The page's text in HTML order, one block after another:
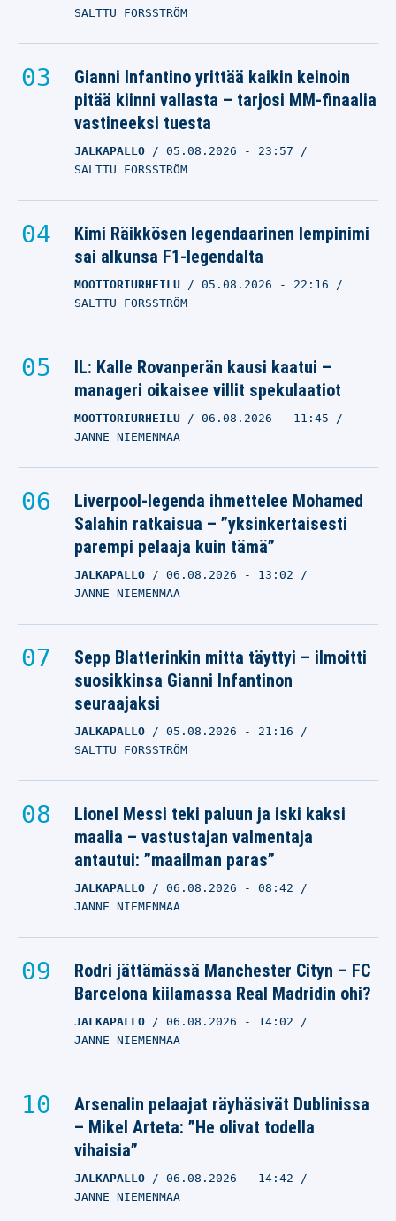
SALTTU FORSSTRÖM
Gianni Infantino yrittää kaikin keinoin
pitää kiinni vallasta – tarjosi MM-finaalia
vastineeksi tuesta
JALKAPALLO 05.08.2026 - 23:57
SALTTU FORSSTRÖM
Kimi Räikkösen legendaarinen lempinimi
sai alkunsa F1-legendalta
MOOTTORIURHEILU 05.08.2026 - 22:16
SALTTU FORSSTRÖM
IL: Kalle Rovanperän kausi kaatui –
manageri oikaisee villit spekulaatiot
MOOTTORIURHEILU 06.08.2026 - 11:45
JANNE NIEMENMAA
Liverpool-legenda ihmettelee Mohamed
Salahin ratkaisua – ”yksinkertaisesti
parempi pelaaja kuin tämä”
JALKAPALLO 06.08.2026 - 13:02
JANNE NIEMENMAA
Sepp Blatterinkin mitta täyttyi – ilmoitti
suosikkinsa Gianni Infantinon
seuraajaksi
JALKAPALLO 05.08.2026 - 21:16
SALTTU FORSSTRÖM
Lionel Messi teki paluun ja iski kaksi
maalia – vastustajan valmentaja
antautui: ”maailman paras”
JALKAPALLO 06.08.2026 - 08:42
JANNE NIEMENMAA
Rodri jättämässä Manchester Cityn – FC
Barcelona kiilamassa Real Madridin ohi?
JALKAPALLO 06.08.2026 - 14:02
JANNE NIEMENMAA
Arsenalin pelaajat räyhäsivät Dublinissa
– Mikel Arteta: ”He olivat todella
vihaisia”
JALKAPALLO 06.08.2026 - 14:42
JANNE NIEMENMAA